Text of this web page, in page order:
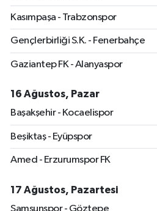
Kasımpaşa - Trabzonspor
Gençlerbirliği S.K. - Fenerbahçe
Gaziantep FK - Alanyaspor
16 Ağustos, Pazar
Başakşehir - Kocaelispor
Beşiktaş - Eyüpspor
Amed - Erzurumspor FK
17 Ağustos, Pazartesi
Samsunspor - Göztepe